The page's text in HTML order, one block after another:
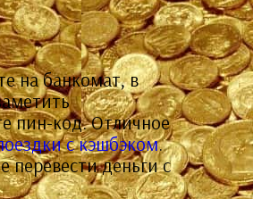
на банкомат, в
пин-код. Отличное
с кэшбэком.
перевести деньги с